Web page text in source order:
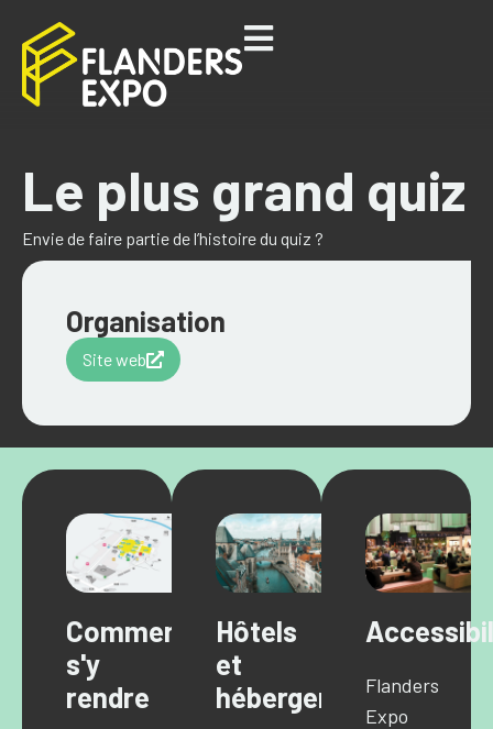
Le plus grand quiz
Envie de faire partie de l’histoire du quiz ?
Organisation
Site web
Comment
s'y
rendre
Hôtels
et
hébergementsFlanders
Expo